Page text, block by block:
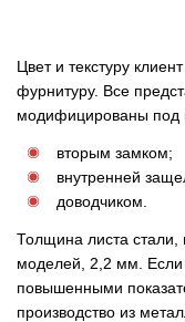
Цвет и текстуру
фурнитуру. Все
модифицированы под
вторым замком;
внутренней
доводчиком.
Толщина листа стали,
моделей, 2,2 мм. Если
повышенными
производство из